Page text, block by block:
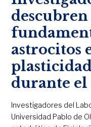
astrocitos
durante
Investigadores del
Universidad Pablo de